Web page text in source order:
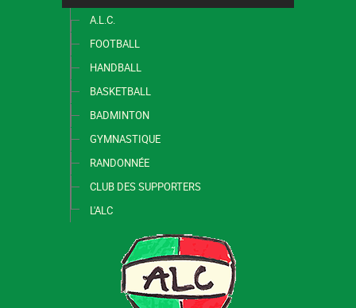
A.L.C.
FOOTBALL
HANDBALL
BASKETBALL
BADMINTON
GYMNASTIQUE
RANDONNÉE
CLUB DES SUPPORTERS
L'ALC